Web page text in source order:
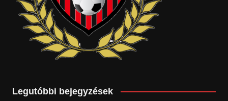
Legutóbbi bejegyzések